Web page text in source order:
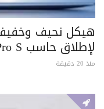
هيكل نحيف
لإطلاق حاسب MateBook Pro S الجديد
منذ 20 دقيقة